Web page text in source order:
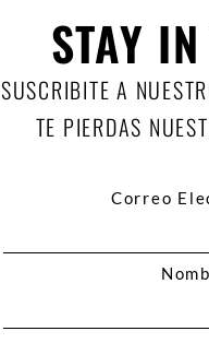
STAY
SUSCRIBITE A
TE PIERDAS
Correo